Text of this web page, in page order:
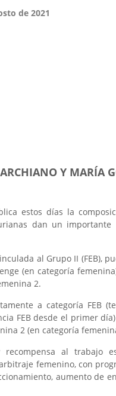
de 2021
Y MARÍA
estos días la
dan un importante
al Grupo II (FEB),
(en categoría
2.
a categoría FEB
FEB desde el primer
2 (en categoría
recompensa al trabajo
femenino, con
aumento de